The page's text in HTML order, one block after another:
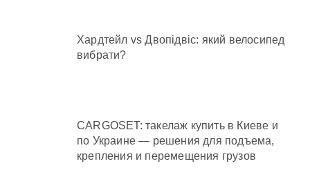
Хардтейл vs Двопідвіс: який велосипед
вибрати?
CARGOSET: такелаж купить в Киеве и
по Украине — решения для подъема,
крепления и перемещения грузов